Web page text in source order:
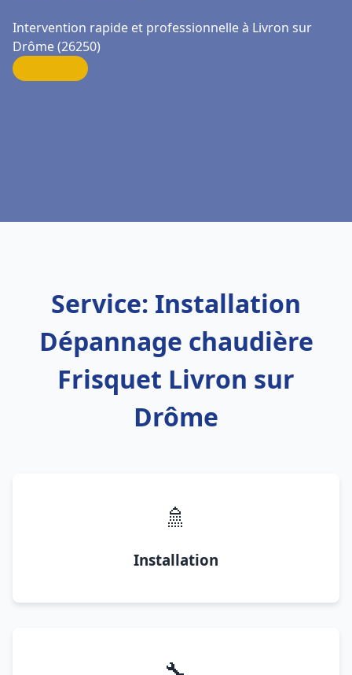
Intervention rapide et professionnelle à Livron sur
Drôme (26250)
Service: Installation
Dépannage chaudière
Frisquet Livron sur
Drôme
🚿
Installation